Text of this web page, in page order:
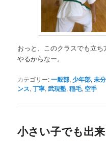
おっと、このクラスでも立
やるからなー。
カテゴリー:一般部,少年部,未
ンス,丁寧,武現塾,稲毛, 空手
小さい子でも出